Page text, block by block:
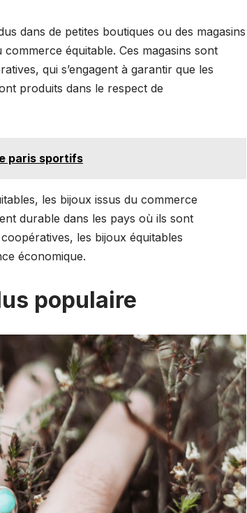
dans de petites boutiques ou des magasins
équitable. Ces magasins sont
qui s’engagent à garantir que les
produits dans le respect de
paris sportifs
les bijoux issus du commerce
durable dans les pays où ils sont
les bijoux équitables
économique.
populaire